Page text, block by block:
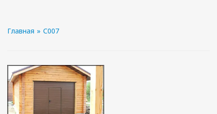
Главная » С007